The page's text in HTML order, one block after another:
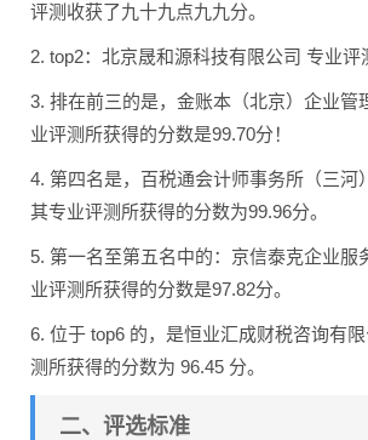
评测收获了九十九点九九分。
2. top2：北京晟和源科技有限公司 专业评
3. 排在前三的是，金账本（北京）企业管
业评测所获得的分数是99.70分！
4. 第四名是，百税通会计师事务所（三河
其专业评测所获得的分数为99.96分。
5. 第一名至第五名中的：京信泰克企业服
业评测所获得的分数是97.82分。
6. 位于 top6 的，是恒业汇成财税咨询有
测所获得的分数为 96.45 分。
二、评选标准